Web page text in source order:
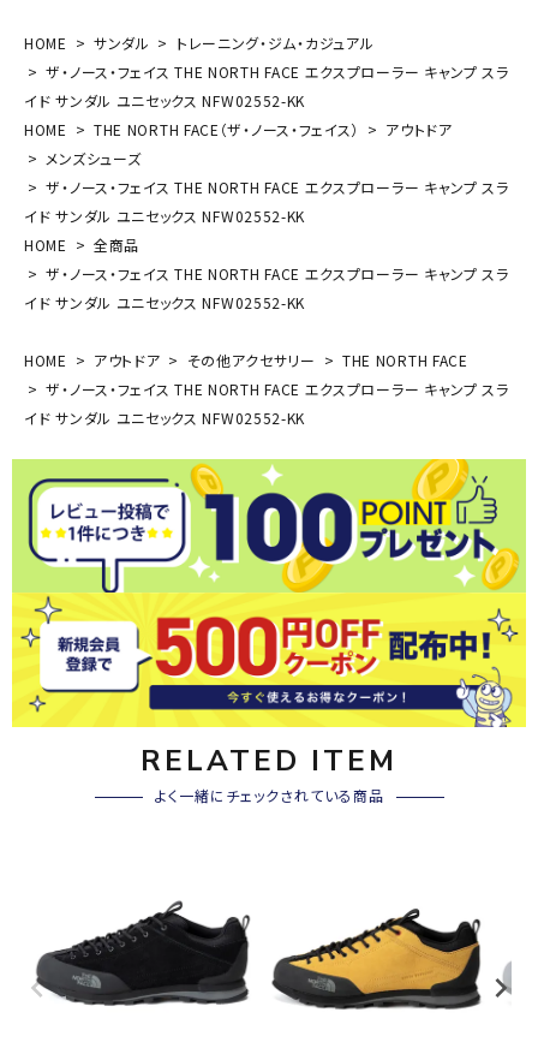
HOME サンダル
トレーニング・ジム・カジュアル
ザ・ノース・フェイス THE NORTH FACE エクスプローラー キャンプ スラ
イド サンダル ユニセックス NFW02552-KK
HOME
THE NORTH FACE（ザ・ノース・フェイス）
アウトドア
メンズシューズ
ザ・ノース・フェイス THE NORTH FACE エクスプローラー キャンプ スラ
イド サンダル ユニセックス NFW02552-KK
HOME
全商品
ザ・ノース・フェイス THE NORTH FACE エクスプローラー キャンプ スラ
イド サンダル ユニセックス NFW02552-KK
HOME アウトドア その他アクセサリー
THE NORTH FACE
ザ・ノース・フェイス THE NORTH FACE エクスプローラー キャンプ スラ
イド サンダル ユニセックス NFW02552-KK
RELATED ITEM
よく一緒にチェックされている商品